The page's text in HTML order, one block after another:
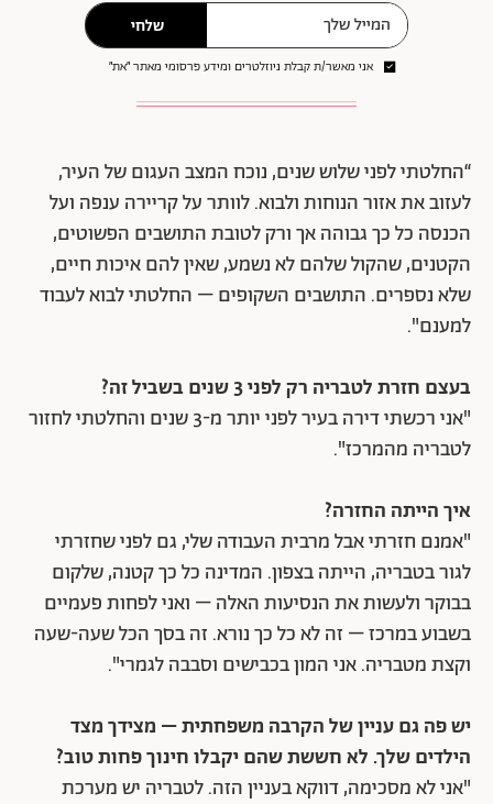
שלחי
אני מאשר/ת קבלת ניוזלטרים ומידע פרסומי מאתר ״את״
“החלטתי לפני שלוש שנים, נוכח המצב העגום של העיר,
לעזוב את אזור הנוחות ולבוא. לוותר על קריירה ענפה ועל
הכנסה כל כך גבוהה אך ורק לטובת התושבים הפשוטים,
הקטנים, שהקול שלהם לא נשמע, שאין להם איכות חיים,
שלא נספרים. התושבים השקופים – החלטתי לבוא לעבוד
למענם".
בעצם חזרת לטבריה רק לפני 3 שנים בשביל זה?
"אני רכשתי דירה בעיר לפני יותר מ-3 שנים והחלטתי לחזור
לטבריה מהמרכז".
איך הייתה החזרה?
"אמנם חזרתי אבל מרבית העבודה שלי, גם לפני שחזרתי
לגור בטבריה, הייתה בצפון. המדינה כל כך קטנה, שלקום
בבוקר ולעשות את הנסיעות האלה – ואני לפחות פעמיים
בשבוע במרכז – זה לא כל כך נורא. זה בסך הכל שעה-שעה
וקצת מטבריה. אני המון בכבישים וסבבה לגמרי".
יש פה גם עניין של הקרבה משפחתית – מצידך מצד
הילדים שלך. לא חששת שהם יקבלו חינוך פחות טוב?
"אני לא מסכימה, דווקא בעניין הזה. לטבריה יש מערכת